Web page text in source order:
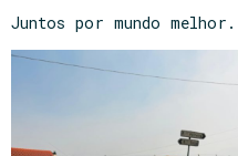
Juntos por mundo melhor.